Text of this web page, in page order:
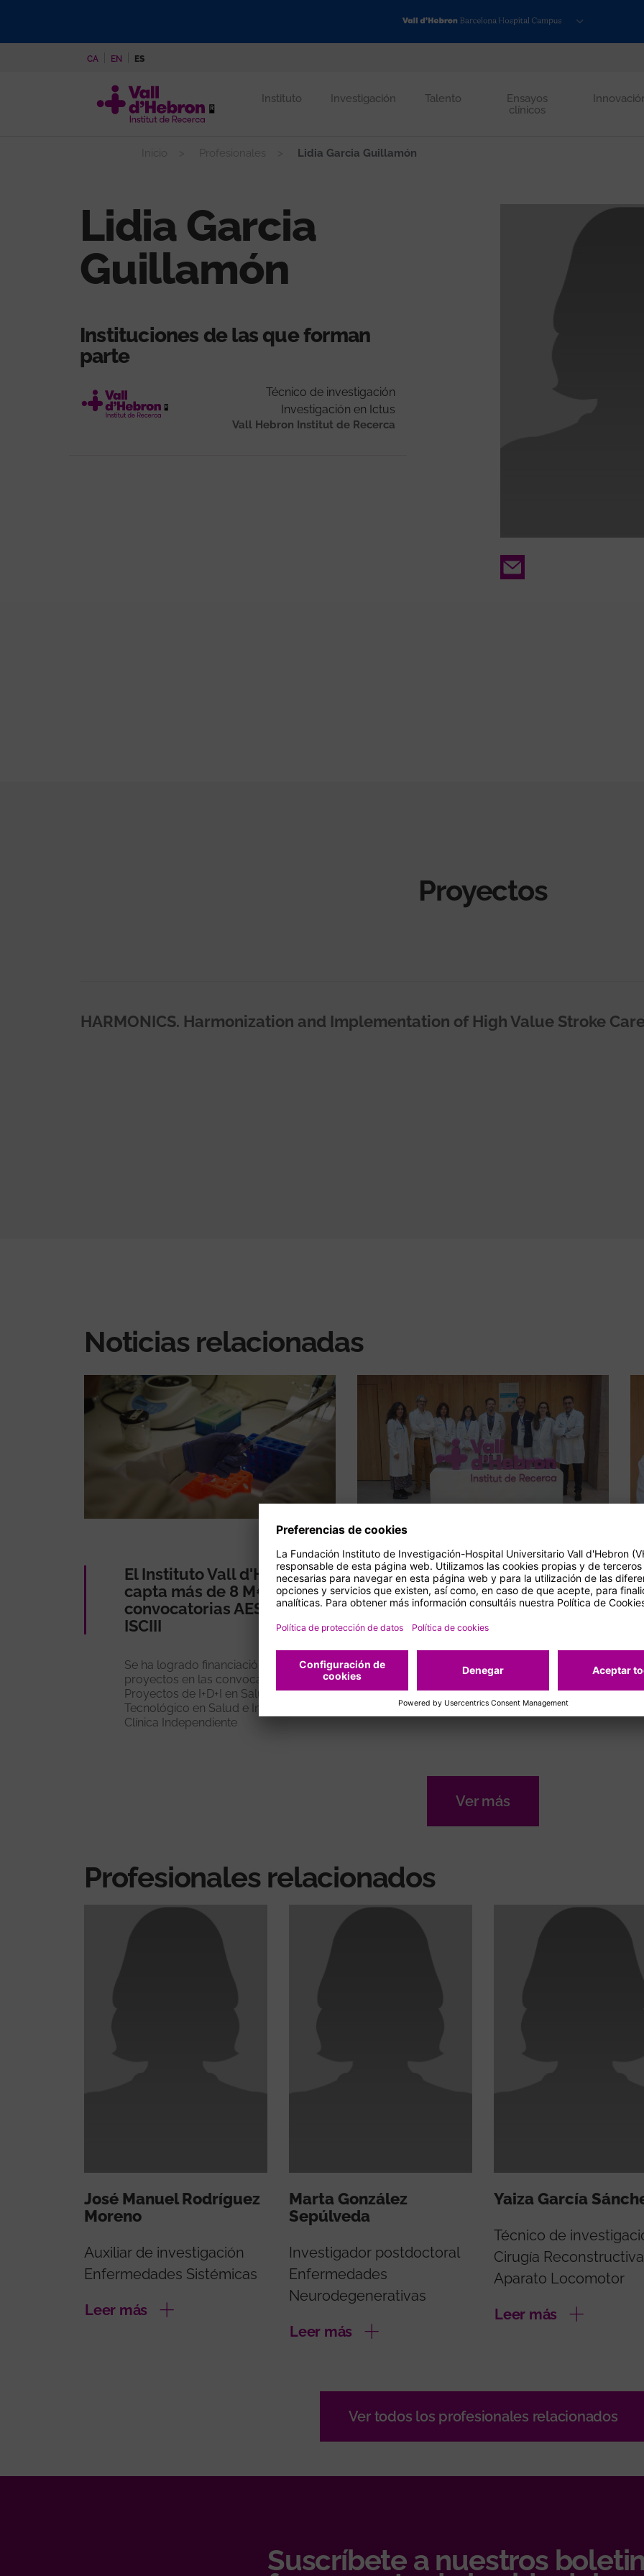
CA EN ES
Instituto Investigación Talento
Ensayos
clínicos
Profesionales Lidia Garcia Guillamón
Lidia Garcia
Guillamón
Instituciones de las que forman
parte
Técnico de investigación
Investigación en Ictus
Vall Hebron Institut de Recerca
Email
Proyectos
HARMONICS. Harmonization and Implementation of High Value Stroke
Noticias relacionadas
El Instituto Vall d'Hebron
capta más de 8 M€ en las
convocatorias AES 2025 del
ISCIII
Se ha logrado financiación para 43
proyectos en las convocatorias de
Proyectos de I+D+I en Salud, Desarrollo
Tecnológico en Salud e Investigación
Clínica Independiente
Vall d'Hebron participa en
el proyecto EAST-STROKE
para prevenir el ictus
recurrente
El estudio analiza una nueva estrategia
terapéutica en pacientes de alto riesgo
que podría influir en las futuras guías
clínicas internacionales
Ver más
Profesionales relacionados
José Manuel Rodríguez
Moreno
Auxiliar de investigación
Enfermedades Sistémicas
Leer más
Marta González
Sepúlveda
Investigador postdoctoral
Enfermedades
Neurodegenerativas
Leer más
Yaiza García
Técnico de
Cirugía
Aparato Locomotor
Leer más
Ver todos los profesionales relacionados
Suscríbete a nuestros